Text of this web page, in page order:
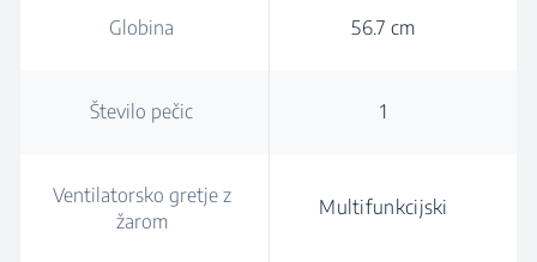
Globina 56.7 cm
Število pečic 1
Ventilatorsko gretje z
žarom
Multifunkcijski